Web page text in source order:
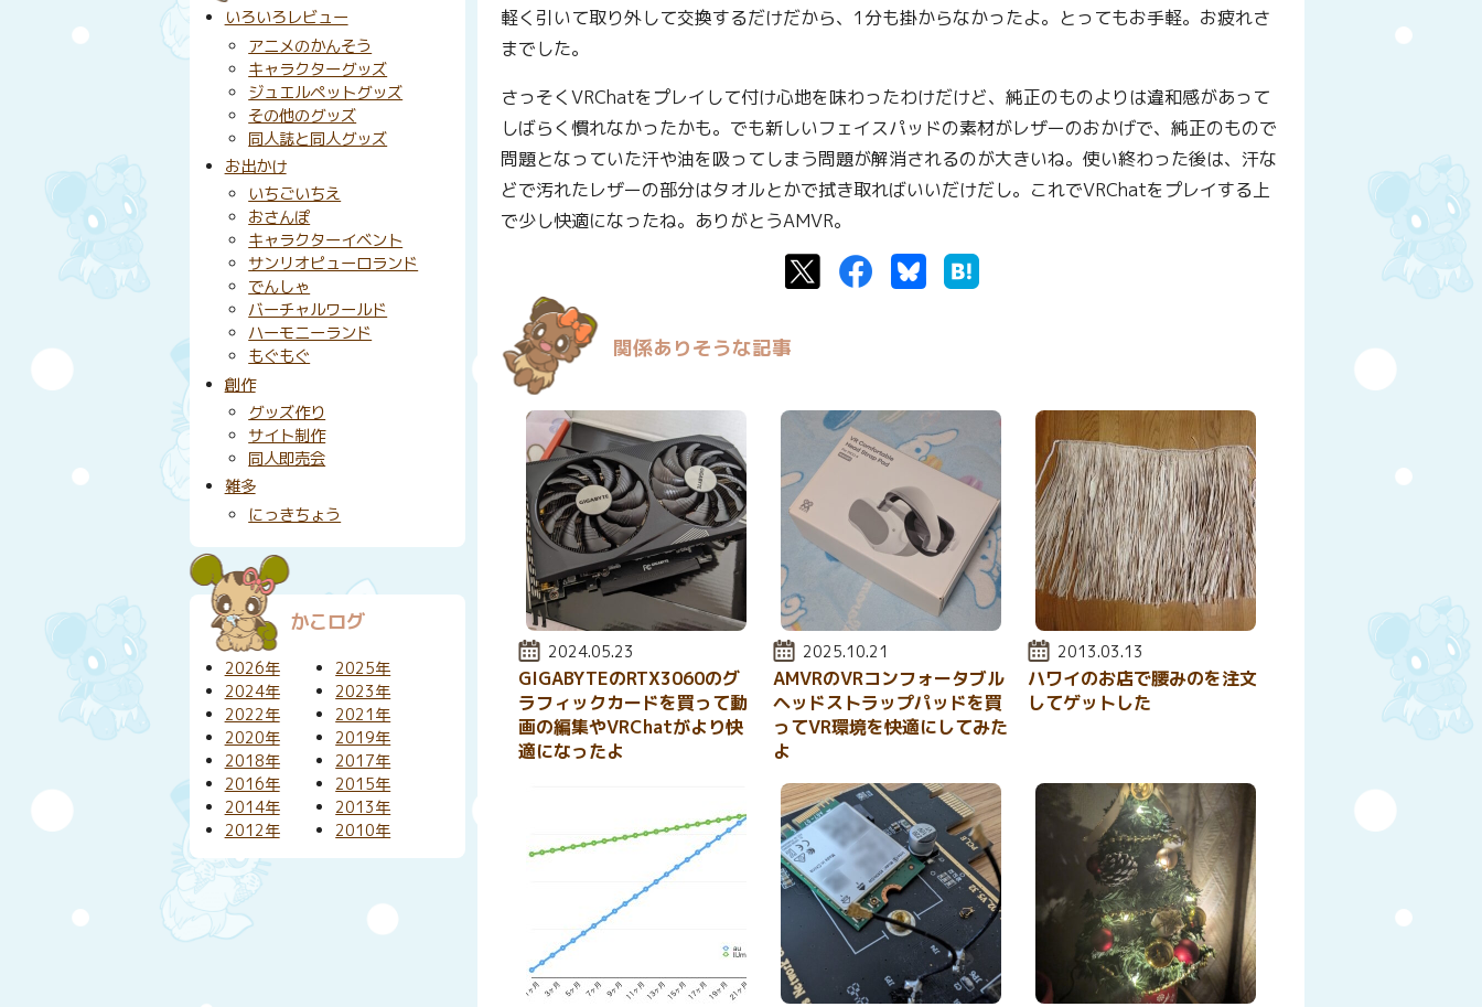
軽く引いて取り外して交換するだけだから、1分も掛からなかったよ。とってもお手軽。お疲れさ
までした。
さっそくVRChatをプレイして付け心地を味わったわけだけど、純正のものよりは違和感があって
しばらく慣れなかったかも。でも新しいフェイスパッドの素材がレザーのおかげで、純正のもので
問題となっていた汗や油を吸ってしまう問題が解消されるのが大きいね。使い終わった後は、汗な
どで汚れたレザーの部分はタオルとかで拭き取ればいいだけだし。これでVRChatをプレイする上
で少し快適になったね。ありがとうAMVR。
TwitterFacebookBluesky
関係ありそうな記事
投稿日:
2024.05.23
GIGABYTEのRTX3060のグ
ラフィックカードを買って動
画の編集やVRChatがより快
適になったよ
投稿日:
2025.10.21
AMVRのVRコンフォータブル
ヘッドストラップパッドを買
ってVR環境を快適にしてみた
よ
投稿日:
2013.03.13
ハワイのお店で腰みのを注文
してゲットした
いろいろレビュー
アニメのかんそう
キャラクターグッズ
ジュエルペットグッズ
その他のグッズ
同人誌と同人グッズ
お出かけ
いちごいちえ
おさんぽ
キャラクターイベント
サンリオピューロランド
でんしゃ
バーチャルワールド
ハーモニーランド
もぐもぐ
創作
グッズ作り
サイト制作
同人即売会
雑多
にっきちょう
かこログ
2026年
2025年
2024年
2023年
2022年
2021年
2020年
2019年
2018年
2017年
2016年
2015年
2014年
2013年
2012年
2010年